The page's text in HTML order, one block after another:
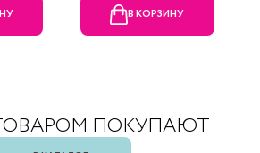
В КОРЗИНУ
ПОКУПАЮТ